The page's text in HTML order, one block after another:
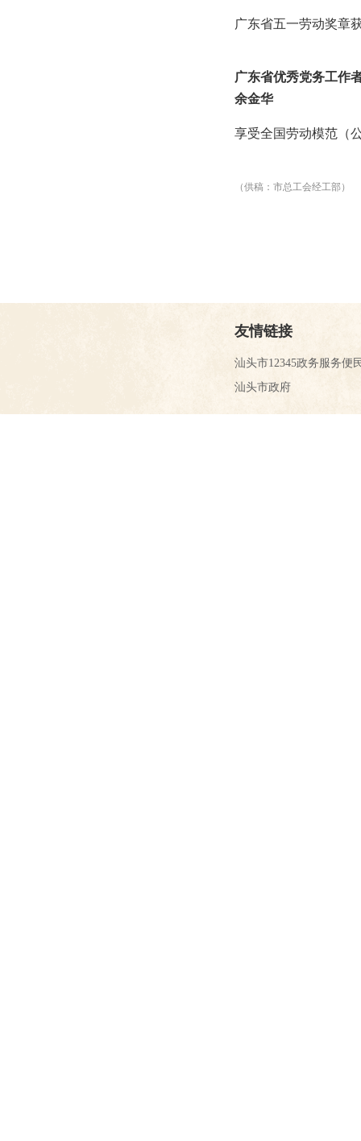
广东省五一劳动奖章
广东省优秀党务工作
余金华
享受全国劳动模范（
（供稿：市总工会经工部）
友情链接
汕头市12345政务服务便
汕头市政府